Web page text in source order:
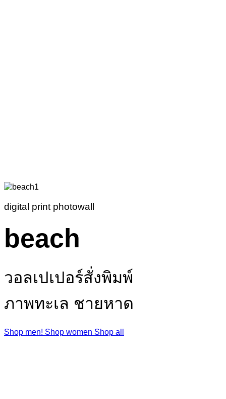
digital print photowall
beach
วอลเปเปอร์สั่งพิมพ์
ภาพทะเล ชายหาด
Shop men! Shop women Shop all